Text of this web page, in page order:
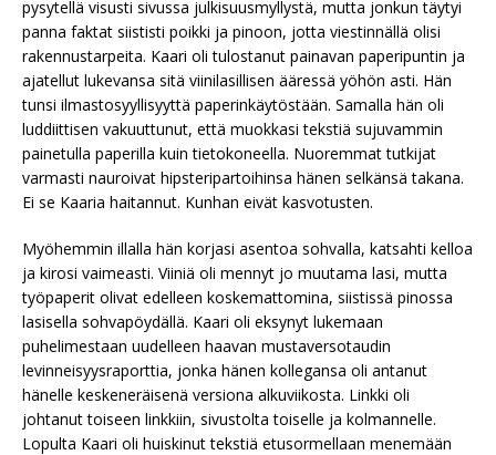
pysytellä visusti sivussa julkisuusmyllystä, mutta jonkun täytyi
panna faktat siististi poikki ja pinoon, jotta viestinnällä olisi
rakennustarpeita. Kaari oli tulostanut painavan paperipuntin ja
ajatellut lukevansa sitä viinilasillisen ääressä yöhön asti. Hän
tunsi ilmastosyyllisyyttä paperinkäytöstään. Samalla hän oli
luddiittisen vakuuttunut, että muokkasi tekstiä sujuvammin
painetulla paperilla kuin tietokoneella. Nuoremmat tutkijat
varmasti nauroivat hipsteripartoihinsa hänen selkänsä takana.
Ei se Kaaria haitannut. Kunhan eivät kasvotusten.
Myöhemmin illalla hän korjasi asentoa sohvalla, katsahti kelloa
ja kirosi vaimeasti. Viiniä oli mennyt jo muutama lasi, mutta
työpaperit olivat edelleen koskemattomina, siistissä pinossa
lasisella sohvapöydällä. Kaari oli eksynyt lukemaan
puhelimestaan uudelleen haavan mustaversotaudin
levinneisyysraporttia, jonka hänen kollegansa oli antanut
hänelle keskeneräisenä versiona alkuviikosta. Linkki oli
johtanut toiseen linkkiin, sivustolta toiselle ja kolmannelle.
Lopulta Kaari oli huiskinut tekstiä etusormellaan menemään